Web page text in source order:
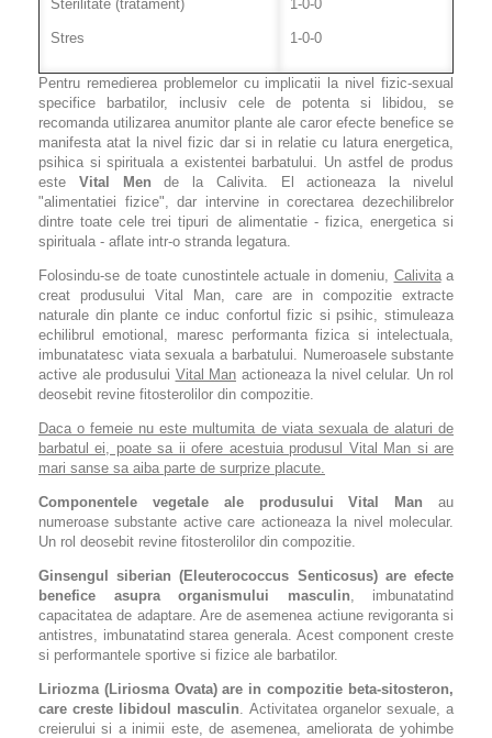
Sterilitate (tratament)
Stres
1-0-0
1-0-0
Pentru remedierea problemelor cu implicatii la nivel fizic-sexual
specifice barbatilor, inclusiv cele de potenta si libidou, se
recomanda utilizarea anumitor plante ale caror efecte benefice se
manifesta atat la nivel fizic dar si in relatie cu latura energetica,
psihica si spirituala a existentei barbatului. Un astfel de produs
este Vital Men de la Calivita. El actioneaza la nivelul
"alimentatiei fizice", dar intervine in corectarea dezechilibrelor
dintre toate cele trei tipuri de alimentatie - fizica, energetica si
spirituala - aflate intr-o stranda legatura.
Folosindu-se de toate cunostintele actuale in domeniu, Calivitaa
creat produsului Vital Man, care are in compozitie extracte
naturale din plante ce induc confortul fizic si psihic, stimuleaza
echilibrul emotional, maresc performanta fizica si intelectuala,
imbunatatesc viata sexuala a barbatului. Numeroasele substante
active ale produsului Vital Man actioneaza la nivel celular. Un rol
deosebit revine fitosterolilor din compozitie.
Daca o femeie nu este multumita de viata sexuala de alaturi de
barbatul ei, poate sa ii ofere acestuia produsul Vital Man si are
mari sanse sa aiba parte de surprize placute.
Componentele vegetale ale produsului Vital Man au
numeroase substante active care actioneaza la nivel molecular.
Un rol deosebit revine fitosterolilor din compozitie.
Ginsengul siberian (Eleuterococcus Senticosus) are efecte
benefice asupra organismului masculin, imbunatatind
capacitatea de adaptare. Are de asemenea actiune revigoranta si
antistres, imbunatatind starea generala. Acest component creste
si performantele sportive si fizice ale barbatilor.
Liriozma (Liriosma Ovata) are in compozitie beta-sitosteron,
care creste libidoul masculin. Activitatea organelor sexuale, a
creierului si a inimii este, de asemenea, ameliorata de yohimbe